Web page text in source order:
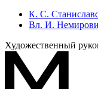
К. С.
Вл. И.
Художественный